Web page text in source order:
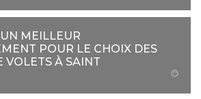
MEILLEUR
POUR LE CHOIX DES
VOLETS À SAINT